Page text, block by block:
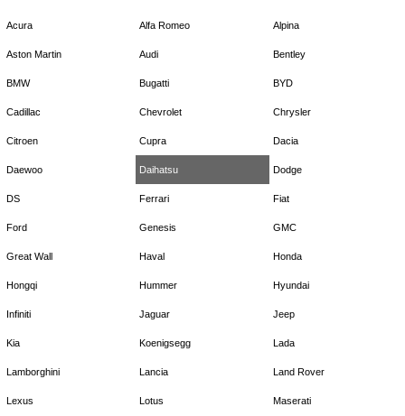
Acura Alfa Romeo Alpina
Aston Martin Audi Bentley
BMW Bugatti BYD
Cadillac Chevrolet Chrysler
Citroen Cupra Dacia
Daewoo Daihatsu Dodge
DS Ferrari Fiat
Ford Genesis GMC
Great Wall Haval Honda
Hongqi Hummer Hyundai
Infiniti Jaguar Jeep
Kia Koenigsegg Lada
Lamborghini Lancia Land Rover
Lexus Lotus Maserati